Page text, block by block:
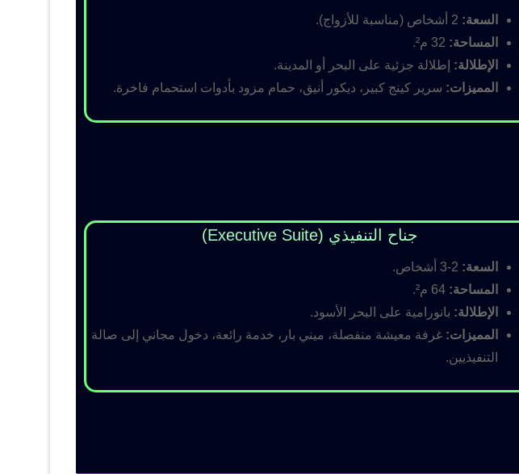
السعة:
المساحة:
الإطلالة: إطلالة جزئية على البحر أو المدينة.
المميزات: سرير كينج كبير، ديكور أنيق، حمام مزود بأدوات استحمام فاخرة.
جناح التنفيذي (Executive Suite)
السعة:
المساحة:
الإطلالة: بانورامية على البحر الأسود.
المميزات: غرفة معيشة منفصلة، ميني بار، خدمة رائعة، دخول مجاني إلى صالة
التنفيذيين.